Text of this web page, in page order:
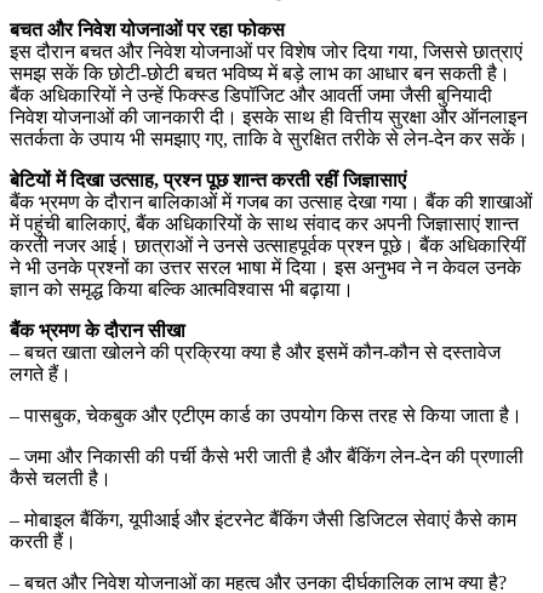
बचत और निवेश योजनाओं पर रहा फोकस
इस दौरान बचत और निवेश योजनाओं पर विशेष जोर दिया गया, जिससे छात्राएं
समझ सकें कि छोटी-छोटी बचत भविष्य में बड़े लाभ का आधार बन सकती है।
बैंक अधिकारियों ने उन्हें फिक्स्ड डिपॉजिट और आवर्ती जमा जैसी बुनियादी
निवेश योजनाओं की जानकारी दी। इसके साथ ही वित्तीय सुरक्षा और ऑनलाइन
सतर्कता के उपाय भी समझाए गए, ताकि वे सुरक्षित तरीके से लेन-देन कर सकें।
बेटियों में दिखा उत्साह, प्रश्न पूछ शान्त करती रहीं जिज्ञासाएं
बैंक भ्रमण के दौरान बालिकाओं में गजब का उत्साह देखा गया। बैंक की शाखाओं
में पहुंची बालिकाएं, बैंक अधिकारियों के साथ संवाद कर अपनी जिज्ञासाएं शान्त
करती नजर आई। छात्राओं ने उनसे उत्साहपूर्वक प्रश्न पूछे। बैंक अधिकारियीं
ने भी उनके प्रश्नों का उत्तर सरल भाषा में दिया। इस अनुभव ने न केवल उनके
ज्ञान को समृद्ध किया बल्कि आत्मविश्वास भी बढ़ाया।
बैंक भ्रमण के दौरान सीखा
– बचत खाता खोलने की प्रक्रिया क्या है और इसमें कौन-कौन से दस्तावेज
लगते हैं।
– पासबुक, चेकबुक और एटीएम कार्ड का उपयोग किस तरह से किया जाता है।
– जमा और निकासी की पर्ची कैसे भरी जाती है और बैंकिंग लेन-देन की प्रणाली
कैसे चलती है।
– मोबाइल बैंकिंग, यूपीआई और इंटरनेट बैंकिंग जैसी डिजिटल सेवाएं कैसे काम
करती हैं।
– बचत और निवेश योजनाओं का महत्व और उनका दीर्घकालिक लाभ क्या है?